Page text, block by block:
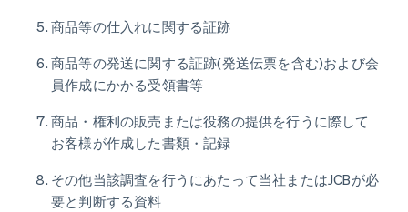
商品等の仕入れに関する証跡
商品等の発送に関する証跡(発送伝票を含む)および会
員作成にかかる受領書等
商品・権利の販売または役務の提供を行うに際して
お客様が作成した書類・記録
その他当該調査を行うにあたって当社またはJCBが必
要と判断する資料